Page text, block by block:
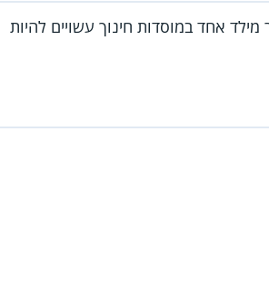
אחד במוסדות חינוך עשויים להיות